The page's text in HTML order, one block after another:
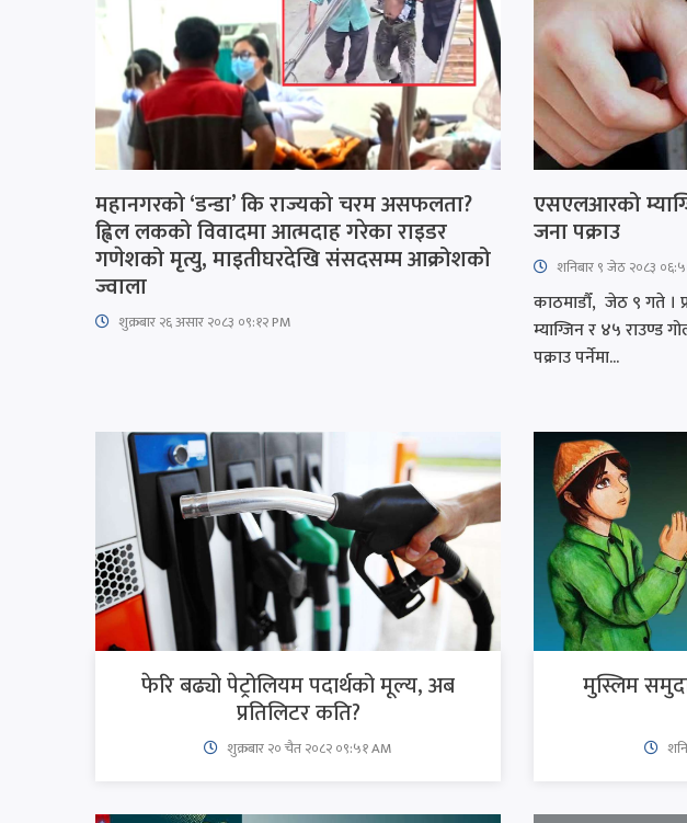
महानगरको ‘डन्डा’ कि राज्यको चरम असफलता?
ह्विल लकको विवादमा आत्मदाह गरेका राइडर
गणेशको मृत्यु, माइतीघरदेखि संसदसम्म आक्रोशको
ज्वाला
शुक्रबार​ २६ असार २०८३ ०९:१२ PM
एसएलआरको
जना पक्राउ
शनिबार ९ जेठ २०८३
काठमाडौँ, जेठ ९ गते ।
म्याग्जिन र ४५ राउण्ड
पक्राउ पर्नेमा...
फेरि बढ्यो पेट्रोलियम पदार्थको मूल्य, अब
प्रतिलिटर कति?
शुक्रबार​ २० चैत २०८२ ०९:५१ AM
मुस्लिम